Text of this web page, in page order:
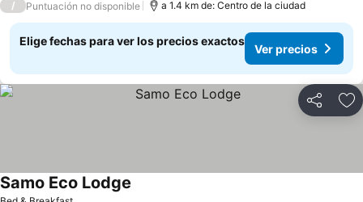
/ Puntuación no disponible a 1.4 km de: Centro de la ciudad
Elige fechas para ver los precios exactos
Ver precios
Compartir
Samo Eco Lodge